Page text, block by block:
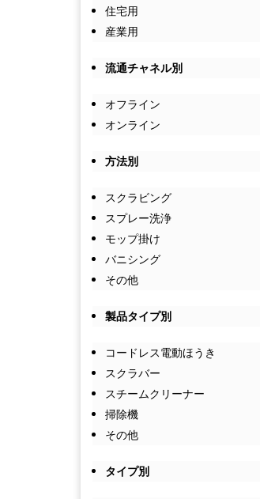
住宅用
産業用
流通チャネル別
オフライン
オンライン
方法別
スクラビング
スプレー洗浄
モップ掛け
バニシング
その他
製品タイプ別
コードレス電動ほうき
スクラバー
スチームクリーナー
掃除機
その他
タイプ別